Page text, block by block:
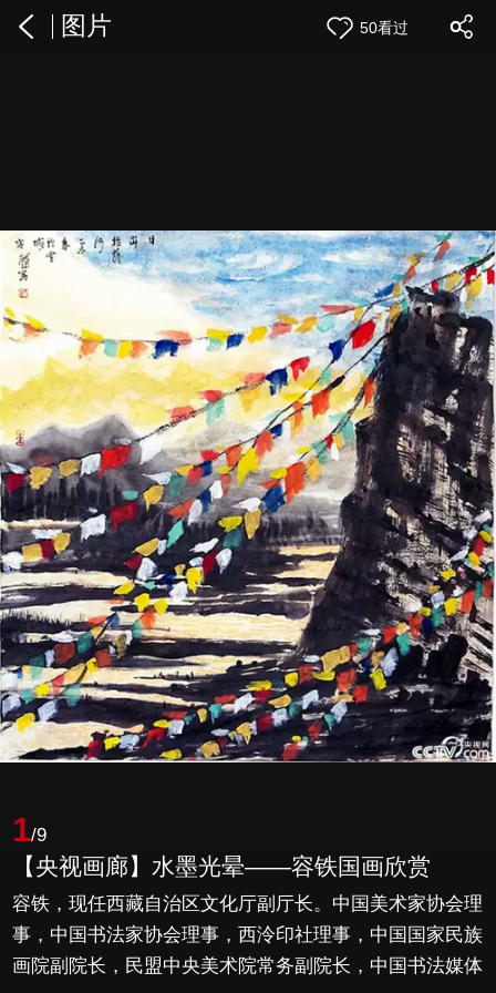
图片 50看过
1/9
【央视画廊】水墨光晕——容铁国画欣赏
容铁，现任西藏自治区文化厅副厅长。中国美术家协会理
事，中国书法家协会理事，西泠印社理事，中国国家民族
画院副院长，民盟中央美术院常务副院长，中国书法媒体